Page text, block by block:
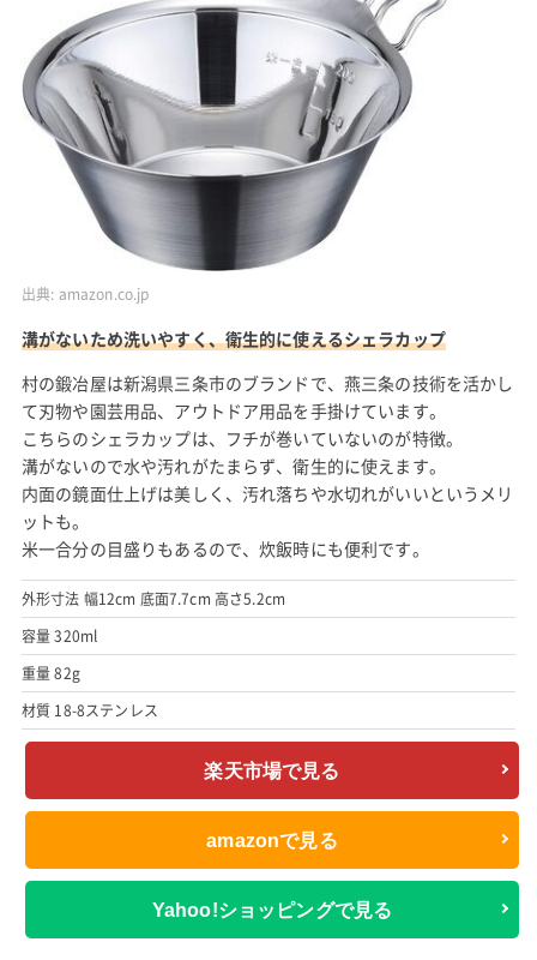
出典: amazon.co.jp
溝がないため洗いやすく、衛生的に使えるシェラカップ
村の鍛冶屋は新潟県三条市のブランドで、燕三条の技術を活かし
て刃物や園芸用品、アウトドア用品を手掛けています。
こちらのシェラカップは、フチが巻いていないのが特徴。
溝がないので水や汚れがたまらず、衛生的に使えます。
内面の鏡面仕上げは美しく、汚れ落ちや水切れがいいというメリ
ットも。
米一合分の目盛りもあるので、炊飯時にも便利です。
外形寸法 幅12cm 底面7.7cm 高さ5.2cm
容量 320ml
重量 82g
材質 18-8ステンレス
楽天市場で見る
amazonで見る
Yahoo!ショッピングで見る